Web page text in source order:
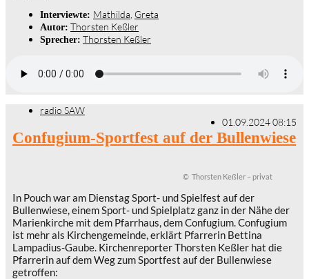
Interviewte: Mathilda Greta
Autor: Thorsten Keßler
Sprecher: Thorsten Keßler
radio SAW
01.09.2024 08:15
Confugium-Sportfest auf der Bullenwiese
© Thorsten Keßler – privat
In Pouch war am Dienstag Sport- und Spielfest auf der
Bullenwiese, einem Sport- und Spielplatz ganz in der Nähe der
Marienkirche mit dem Pfarrhaus, dem Confugium. Confugium
ist mehr als Kirchengemeinde, erklärt Pfarrerin Bettina
Lampadius-Gaube. Kirchenreporter Thorsten Keßler hat die
Pfarrerin auf dem Weg zum Sportfest auf der Bullenwiese
getroffen: